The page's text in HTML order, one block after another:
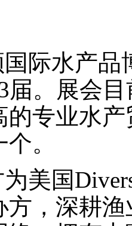
际水产品
届。展会
的专业水产
个。
美国
方，深耕